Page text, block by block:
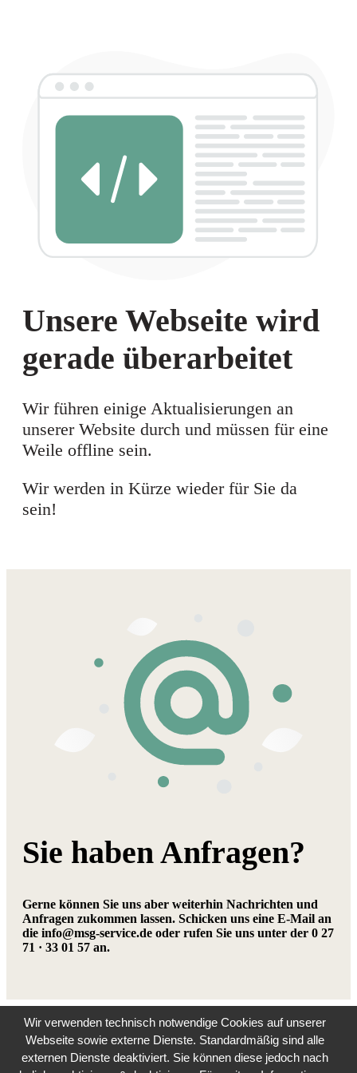
Unsere Webseite wird
gerade überarbeitet
Wir führen einige Aktualisierungen an
unserer Website durch und müssen für eine
Weile offline sein.
Wir werden in Kürze wieder für Sie da
sein!
Sie haben Anfragen?
Gerne können Sie uns aber weiterhin Nachrichten und
Anfragen zukommen lassen. Schicken uns eine E-Mail an
die info@msg-service.de oder rufen Sie uns unter der 0 27
71 · 33 01 57 an.
Wir verwenden technisch notwendige Cookies auf unserer
Webseite sowie externe Dienste. Standardmäßig sind alle
externen Dienste deaktiviert. Sie können diese jedoch nach